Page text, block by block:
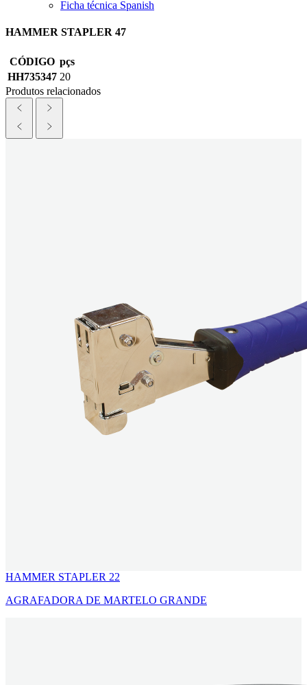
Ficha técnica Spanish
HAMMER STAPLER 47
CÓDIGO pçs
HH735347 20
Produtos relacionados
HAMMER STAPLER 22
AGRAFADORA DE MARTELO GRANDE